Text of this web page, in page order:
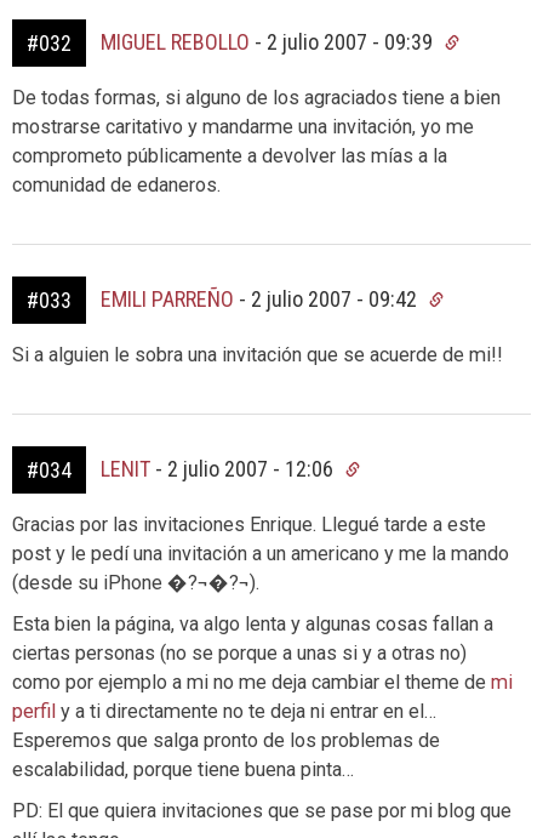
#032 MIGUEL REBOLLO - 2 julio 2007 - 09:39
De todas formas, si alguno de los agraciados tiene a bien
mostrarse caritativo y mandarme una invitación, yo me
comprometo públicamente a devolver las mías a la
comunidad de edaneros.
#033 EMILI PARREÑO - 2 julio 2007 - 09:42
Si a alguien le sobra una invitación que se acuerde de mi!!
#034 LENIT - 2 julio 2007 - 12:06
Gracias por las invitaciones Enrique. Llegué tarde a este
post y le pedí una invitación a un americano y me la mando
(desde su iPhone �?¬�?¬).
Esta bien la página, va algo lenta y algunas cosas fallan a
ciertas personas (no se porque a unas si y a otras no)
como por ejemplo a mi no me deja cambiar el theme de mi
perfil y a ti directamente no te deja ni entrar en el…
Esperemos que salga pronto de los problemas de
escalabilidad, porque tiene buena pinta…
PD: El que quiera invitaciones que se pase por mi blog que